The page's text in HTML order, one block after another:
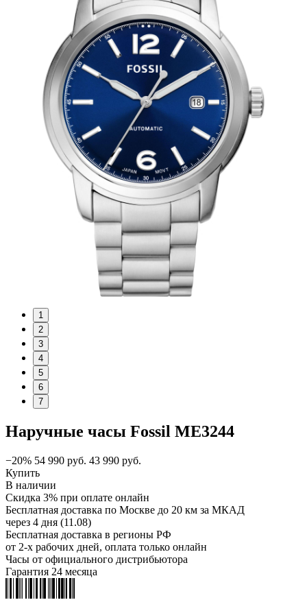
1
2
3
4
5
6
7
Наручные часы Fossil ME3244
−20% 54 990 руб. 43 990 руб.
Купить
В наличии
Скидка 3% при оплате онлайн
Бесплатная доставка по Москве до 20 км за МКАД
через 4 дня (11.08)
Бесплатная доставка в регионы РФ
от 2-х рабочих дней, оплата только онлайн
Часы от официального дистрибьютора
Гарантия 24 месяца